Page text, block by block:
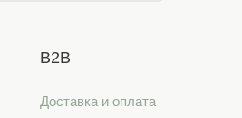
B2B
Доставка и оплата